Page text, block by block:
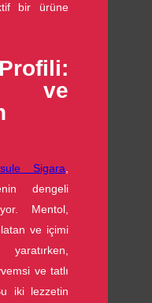
bir ürüne
ve
Sigara
dengeli
Mentol,
ve içimi
ve tatlı
iki lezzetin